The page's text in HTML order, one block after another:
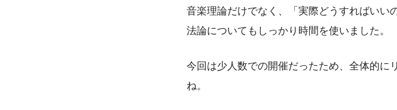
音楽理論だけでなく、「実際どうすればいい
法論についてもしっかり時間を使いました。
今回は少人数での開催だったため、全体的に
ね。